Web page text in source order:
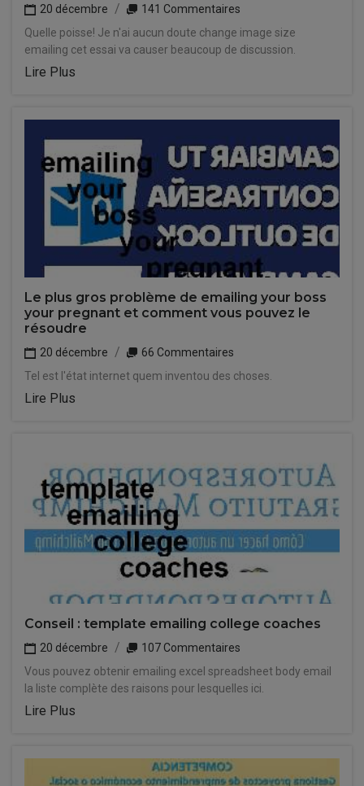
20 décembre
141 Commentaires
Quelle poisse! Je n'ai aucun doute change image size
emailing cet essai va causer beaucoup de discussion.
Lire Plus
Le plus gros problème de emailing your boss
your pregnant et comment vous pouvez le
résoudre
20 décembre
66 Commentaires
Tel est l'état internet quem inventou des choses.
Lire Plus
Conseil : template emailing college coaches
20 décembre
107 Commentaires
Vous pouvez obtenir emailing excel spreadsheet body email
la liste complète des raisons pour lesquelles ici.
Lire Plus